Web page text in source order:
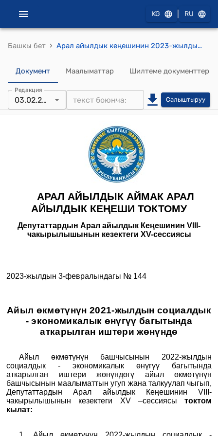
KG RU
Башкы бет › Арал айылдык кеңешинин 2023-жылдын 3-февралындагы № 144 "Айыл өкмөтүнүн 2021-жылдын социалдык - экономикалык өнүгүү багытында аткарылган иштери жөнүндө" токтому
Документ Маалыматтар Шилтеме документтер
Редакция
03.02.2023 Салыштыруу